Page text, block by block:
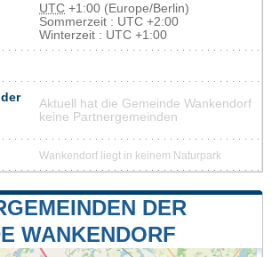
UTC +1:00 (Europe/Berlin)
Sommerzeit : UTC +2:00
Winterzeit : UTC +1:00
Aktuell hat die Gemeinde Wankendorf
keine Partnergemeinden
Wankendorf liegt in keinem Naturpark
DER
WANKENDORF